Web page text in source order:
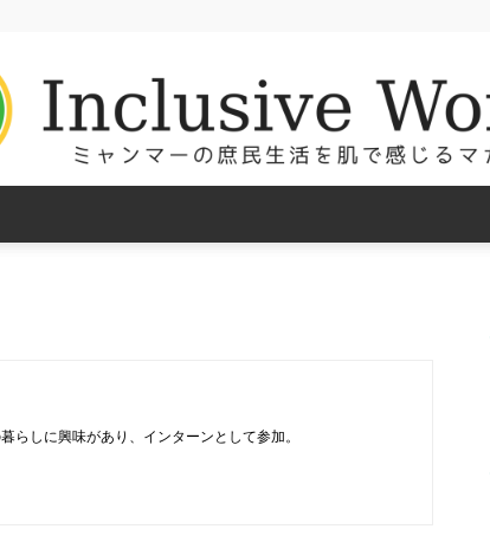
らしに興味があり、インターンとして参加。